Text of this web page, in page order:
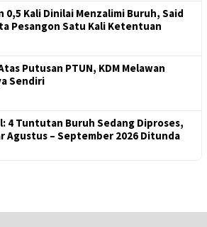
0,5 Kali Dinilai Menzalimi Buruh, Said
Pesangon Satu Kali Ketentuan
Putusan PTUN, KDM Melawan
Sendiri
4 Tuntutan Buruh Sedang Diproses,
Agustus – September 2026 Ditunda